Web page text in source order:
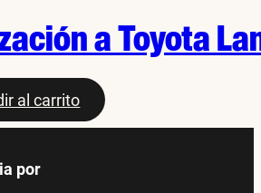
a Toyota
al carrito
por